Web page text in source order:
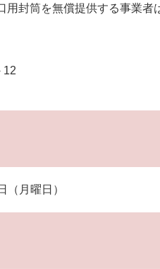
封筒を無償提供する事業者
12
月曜日）